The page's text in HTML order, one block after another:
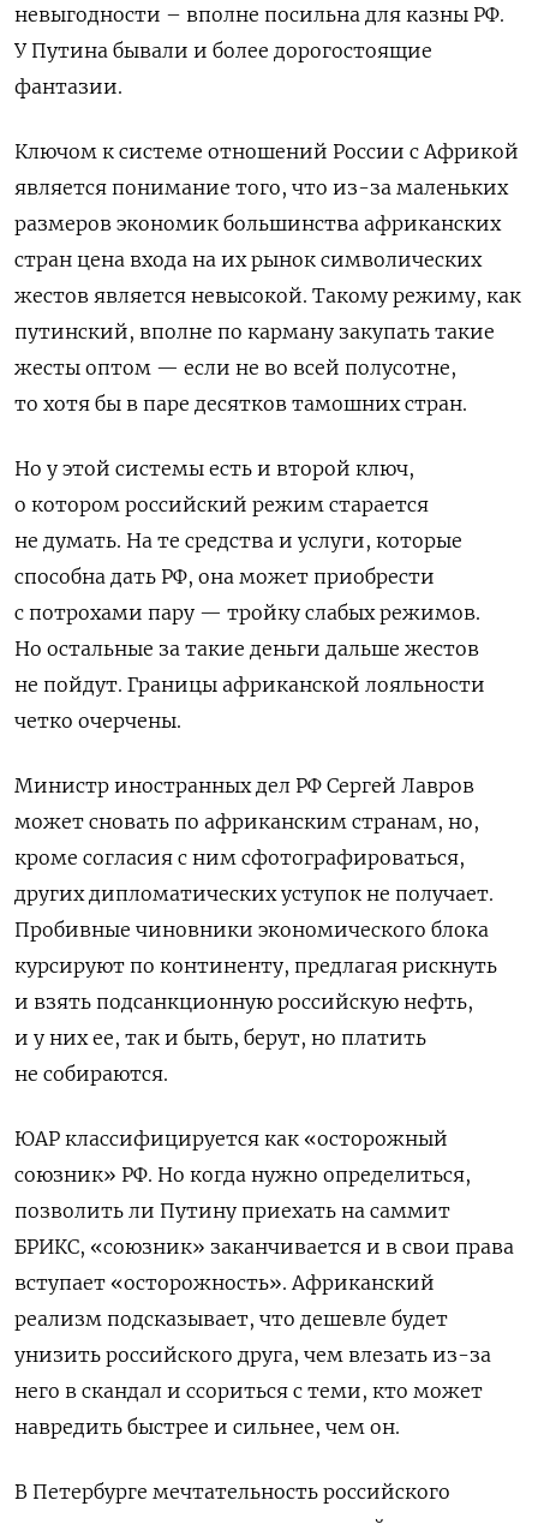
невыгодности – вполне посильна для казны РФ.
У Путина бывали и более дорогостоящие
фантазии.
Ключом к системе отношений России с Африкой
является понимание того, что из-за маленьких
размеров экономик большинства африканских
стран цена входа на их рынок символических
жестов является невысокой. Такому режиму, как
путинский, вполне по карману закупать такие
жесты оптом — если не во всей полусотне,
то хотя бы в паре десятков тамошних стран.
Но у этой системы есть и второй ключ,
о котором российский режим старается
не думать. На те средства и услуги, которые
способна дать РФ, она может приобрести
с потрохами пару — тройку слабых режимов.
Но остальные за такие деньги дальше жестов
не пойдут. Границы африканской лояльности
четко очерчены.
Министр иностранных дел РФ Сергей Лавров
может сновать по африканским странам, но,
кроме согласия с ним сфотографироваться,
других дипломатических уступок не получает.
Пробивные чиновники экономического блока
курсируют по континенту, предлагая рискнуть
и взять подсанкционную российскую нефть,
и у них ее, так и быть, берут, но платить
не собираются.
ЮАР классифицируется как «осторожный
союзник» РФ. Но когда нужно определиться,
позволить ли Путину приехать на саммит
БРИКС, «союзник» заканчивается и в свои права
вступает «осторожность». Африканский
реализм подсказывает, что дешевле будет
унизить российского друга, чем влезать из-за
него в скандал и ссориться с теми, кто может
навредить быстрее и сильнее, чем он.
В Петербурге мечтательность российского